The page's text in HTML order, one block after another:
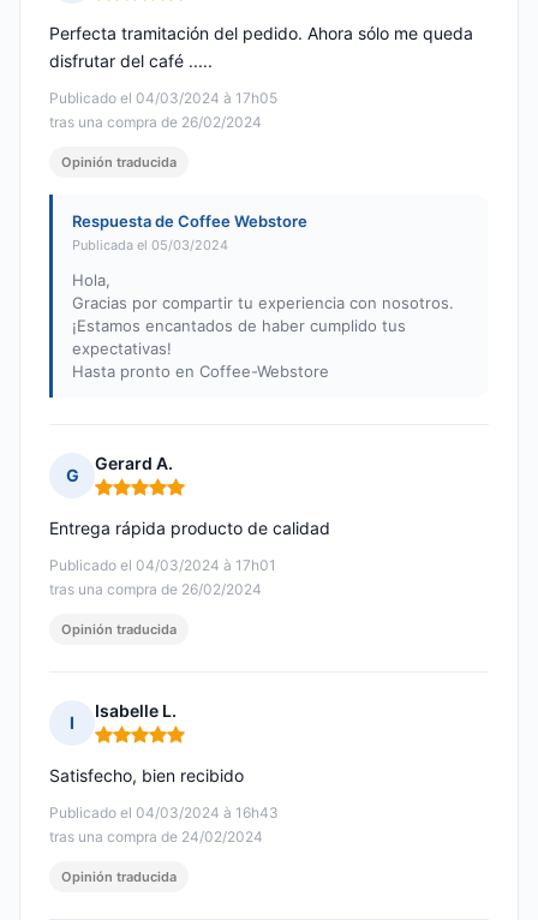
Publicado el 04/03/2024 à 17h05
tras una compra de 26/02/2024
Perfecta tramitación del pedido. Ahora sólo me queda
disfrutar del café .....
Opinión traducida
Respuesta de Coffee Webstore
Publicada el 05/03/2024
Hola,
Gracias por compartir tu experiencia con nosotros.
¡Estamos encantados de haber cumplido tus
expectativas!
Hasta pronto en Coffee-Webstore
G
Gerard A.
Nota: 5 de 5
Publicado el 04/03/2024 à 17h01
tras una compra de 26/02/2024
Entrega rápida producto de calidad
Opinión traducida
I
Isabelle L.
Nota: 5 de 5
Publicado el 04/03/2024 à 16h43
tras una compra de 24/02/2024
Satisfecho, bien recibido
Opinión traducida